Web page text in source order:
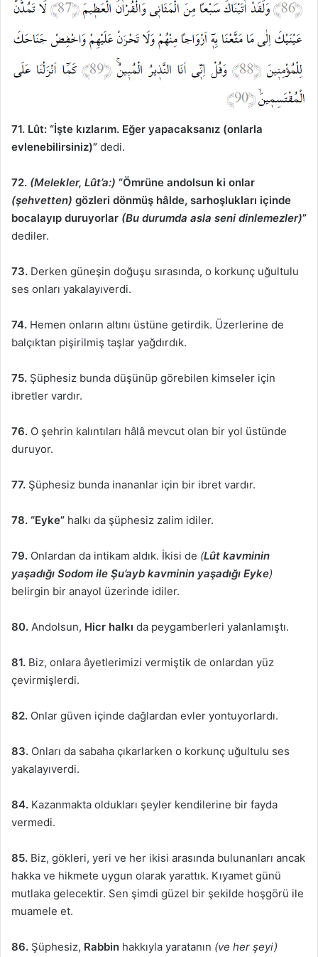
71. Lût: “İşte kızlarım. Eğer yapacaksanız (onlarla
evlenebilirsiniz)” dedi.
72. (Melekler, Lût’a:) “Ömrüne andolsun ki onlar
(şehvetten) gözleri dönmüş hâlde, sarhoşlukları içinde
bocalayıp duruyorlar (Bu durumda asla seni dinlemezler)”
dediler.
73. Derken güneşin doğuşu sırasında, o korkunç uğultulu
ses onları yakalayıverdi.
74. Hemen onların altını üstüne getirdik. Üzerlerine de
balçıktan pişirilmiş taşlar yağdırdık.
75. Şüphesiz bunda düşünüp görebilen kimseler için
ibretler vardır.
76. O şehrin kalıntıları hâlâ mevcut olan bir yol üstünde
duruyor.
77. Şüphesiz bunda inananlar için bir ibret vardır.
78. “Eyke” halkı da şüphesiz zalim idiler.
79. Onlardan da intikam aldık. İkisi de (Lût kavminin
yaşadığı Sodom ile Şu’ayb kavminin yaşadığı Eyke)
belirgin bir anayol üzerinde idiler.
80. Andolsun, Hicr halkı da peygamberleri yalanlamıştı.
81. Biz, onlara âyetlerimizi vermiştik de onlardan yüz
çevirmişlerdi.
82. Onlar güven içinde dağlardan evler yontuyorlardı.
83. Onları da sabaha çıkarlarken o korkunç uğultulu ses
yakalayıverdi.
84. Kazanmakta oldukları şeyler kendilerine bir fayda
vermedi.
85. Biz, gökleri, yeri ve her ikisi arasında bulunanları ancak
hakka ve hikmete uygun olarak yarattık. Kıyamet günü
mutlaka gelecektir. Sen şimdi güzel bir şekilde hoşgörü ile
muamele et.
86. Şüphesiz, Rabbin hakkıyla yaratanın (ve her şeyi)